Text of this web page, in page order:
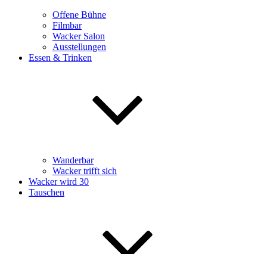
Offene Bühne
Filmbar
Wacker Salon
Ausstellungen
Essen & Trinken
Wanderbar
Wacker trifft sich
Wacker wird 30
Tauschen